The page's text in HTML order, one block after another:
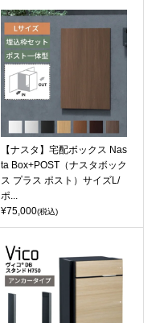
【ナスタ】宅配ボックス Nas
ta Box+POST（ナスタボック
ス プラス ポスト）サイズL/
ポ...
¥75,000(税込)